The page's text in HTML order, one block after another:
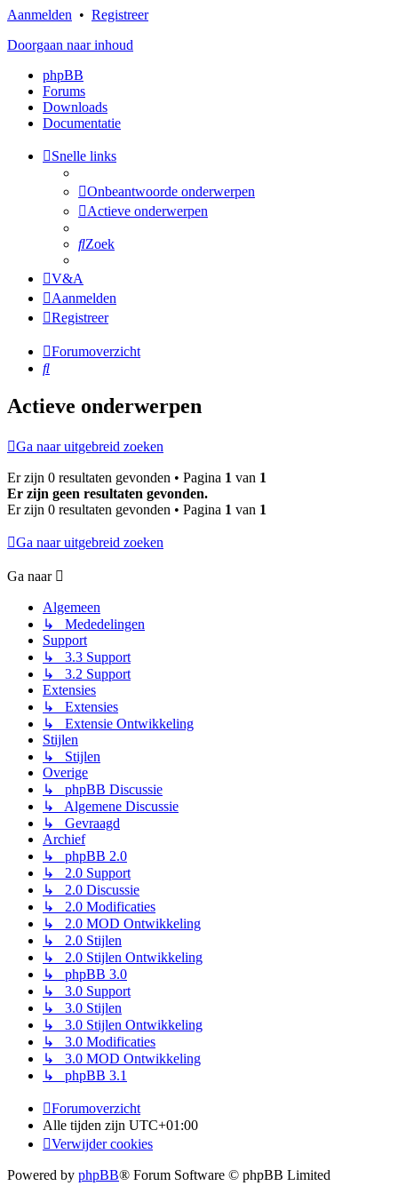
Aanmelden • Registreer
Doorgaan naar inhoud
phpBB
Forums
Downloads
Documentatie
Snelle links
Onbeantwoorde onderwerpen
Actieve onderwerpen
Zoek
V&A
Aanmelden
Registreer
Forumoverzicht
Zoek
Actieve onderwerpen
Ga naar uitgebreid zoeken
Er zijn 0 resultaten gevonden • Pagina 1 van 1
Er zijn geen resultaten gevonden.
Er zijn 0 resultaten gevonden • Pagina 1 van 1
Ga naar uitgebreid zoeken
Ga naar
Algemeen
↳ Mededelingen
Support
↳ 3.3 Support
↳ 3.2 Support
Extensies
↳ Extensies
↳ Extensie Ontwikkeling
Stijlen
↳ Stijlen
Overige
↳ phpBB Discussie
↳ Algemene Discussie
↳ Gevraagd
Archief
↳ phpBB 2.0
↳ 2.0 Support
↳ 2.0 Discussie
↳ 2.0 Modificaties
↳ 2.0 MOD Ontwikkeling
↳ 2.0 Stijlen
↳ 2.0 Stijlen Ontwikkeling
↳ phpBB 3.0
↳ 3.0 Support
↳ 3.0 Stijlen
↳ 3.0 Stijlen Ontwikkeling
↳ 3.0 Modificaties
↳ 3.0 MOD Ontwikkeling
↳ phpBB 3.1
Forumoverzicht
Alle tijden zijn UTC+01:00
Verwijder cookies
Powered by phpBB® Forum Software © phpBB Limited